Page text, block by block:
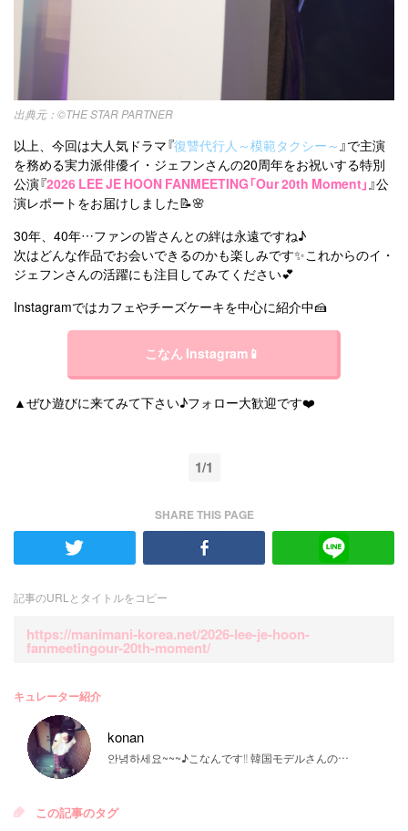
©THE STAR PARTNER
以上、今回は大人気ドラマ『復讐代行人～模範タクシー～ 』で主演
を務める実力派俳優イ・ジェフンさんの20周年をお祝いする特別
公演『2026 LEE JE HOON FANMEETING「Our 20th Moment」 』公
演レポートをお届けしました📝🌸
30年、40年…ファンの皆さんとの絆は永遠ですね♪
次はどんな作品でお会いできるのかも楽しみです✨これからのイ・
ジェフンさんの活躍にも注目してみてください💕
Instagramではカフェやチーズケーキを中心に紹介中🍰
こなん Instagram📱
▲ぜひ遊びに来てみて下さい♪フォロー大歓迎です❤️
1/1
SHARE THIS PAGE
記事のURLとタイトルをコピー
https://manimani-korea.net/2026-lee-je-hoon-
fanmeetingour-20th-moment/
キュレーター紹介
konan
안녕하세요~~~♪こなんです‼ 韓国モデルさんの大ファンです♡ご質問等はお気軽にDMまで♡
この記事のタグ